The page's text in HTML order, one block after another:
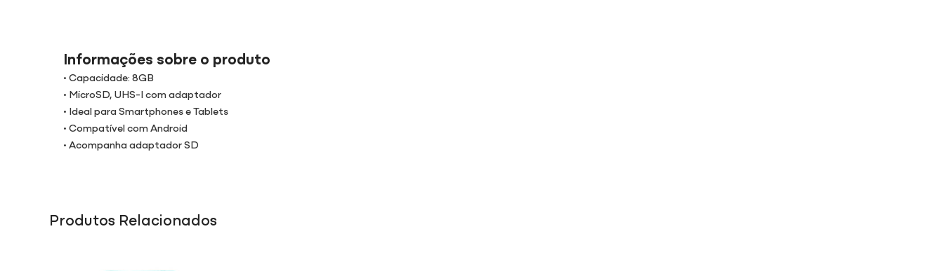
Informações sobre o produto
• Capacidade: 8GB
• MicroSD, UHS-I com adaptador
• Ideal para Smartphones e Tablets
• Compatível com Android
• Acompanha adaptador SD
Produtos Relacionados